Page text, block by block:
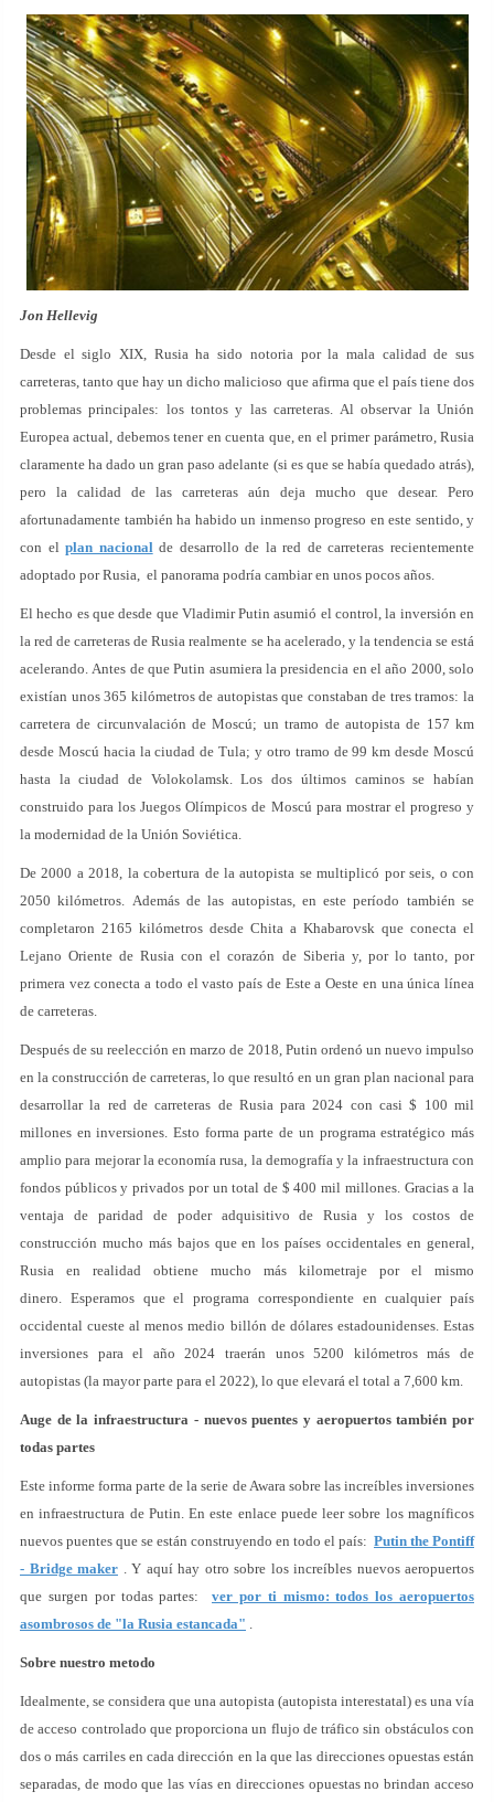
Jon Hellevig
Desde el siglo XIX, Rusia ha sido notoria por la mala calidad de sus
carreteras, tanto que hay un dicho malicioso que afirma que el país tiene dos
problemas principales: los tontos y las carreteras. Al observar la Unión
Europea actual, debemos tener en cuenta que, en el primer parámetro, Rusia
claramente ha dado un gran paso adelante (si es que se había quedado atrás),
pero la calidad de las carreteras aún deja mucho que desear. Pero
afortunadamente también ha habido un inmenso progreso en este sentido, y
con elplan nacionalde desarrollo de la red de carreteras recientemente
adoptado por Rusia, el panorama podría cambiar en unos pocos años.
El hecho es que desde que Vladimir Putin asumió el control, la inversión en
la red de carreteras de Rusia realmente se ha acelerado, y la tendencia se está
acelerando. Antes de que Putin asumiera la presidencia en el año 2000, solo
existían unos 365 kilómetros de autopistas que constaban de tres tramos: la
carretera de circunvalación de Moscú; un tramo de autopista de 157 km
desde Moscú hacia la ciudad de Tula; y otro tramo de 99 km desde Moscú
hasta la ciudad de Volokolamsk. Los dos últimos caminos se habían
construido para los Juegos Olímpicos de Moscú para mostrar el progreso y
la modernidad de la Unión Soviética.
De 2000 a 2018, la cobertura de la autopista se multiplicó por seis, o con
2050 kilómetros. Además de las autopistas, en este período también se
completaron 2165 kilómetros desde Chita a Khabarovsk que conecta el
Lejano Oriente de Rusia con el corazón de Siberia y, por lo tanto, por
primera vez conecta a todo el vasto país de Este a Oeste en una única línea
de carreteras.
Después de su reelección en marzo de 2018, Putin ordenó un nuevo impulso
en la construcción de carreteras, lo que resultó en un gran plan nacional para
desarrollar la red de carreteras de Rusia para 2024 con casi $ 100 mil
millones en inversiones. Esto forma parte de un programa estratégico más
amplio para mejorar la economía rusa, la demografía y la infraestructura con
fondos públicos y privados por un total de $ 400 mil millones. Gracias a la
ventaja de paridad de poder adquisitivo de Rusia y los costos de
construcción mucho más bajos que en los países occidentales en general,
Rusia en realidad obtiene mucho más kilometraje por el mismo
dinero. Esperamos que el programa correspondiente en cualquier país
occidental cueste al menos medio billón de dólares estadounidenses. Estas
inversiones para el año 2024 traerán unos 5200 kilómetros más de
autopistas (la mayor parte para el 2022), lo que elevará el total a 7,600 km.
Auge de la infraestructura - nuevos puentes y aeropuertos también por
todas partes
Este informe forma parte de la serie de Awara sobre las increíbles inversiones
en infraestructura de Putin. En este enlace puede leer sobre los magníficos
nuevos puentes que se están construyendo en todo el país: Putin the Pontiff
- Bridge maker . Y aquí hay otro sobre los increíbles nuevos aeropuertos
que surgen por todas partes: ver por ti mismo: todos los aeropuertos
asombrosos de "la Rusia estancada" .
Sobre nuestro metodo
Idealmente, se considera que una autopista (autopista interestatal) es una vía
de acceso controlado que proporciona un flujo de tráfico sin obstáculos con
dos o más carriles en cada dirección en la que las direcciones opuestas están
separadas, de modo que las vías en direcciones opuestas no brindan acceso